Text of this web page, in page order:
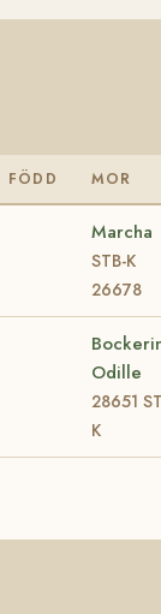
FÖDD MOR
Marcha
STB-K
26678
Odille
28651
K